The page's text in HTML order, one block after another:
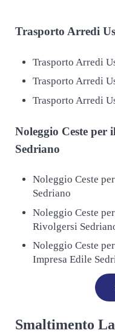
Trasporto Arredi
Trasporto Arredi
Trasporto Arredi
Trasporto Arredi
Noleggio Ceste per
Sedriano
Noleggio Ceste
Sedriano
Noleggio Ceste
Rivolgersi
Noleggio Ceste
Impresa Edile
Smaltimento